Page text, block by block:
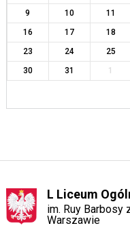
9
10 11
16
17 18
23
24 25
30
31 1
L Liceum
im. Ruy Barbosy
Warszawie